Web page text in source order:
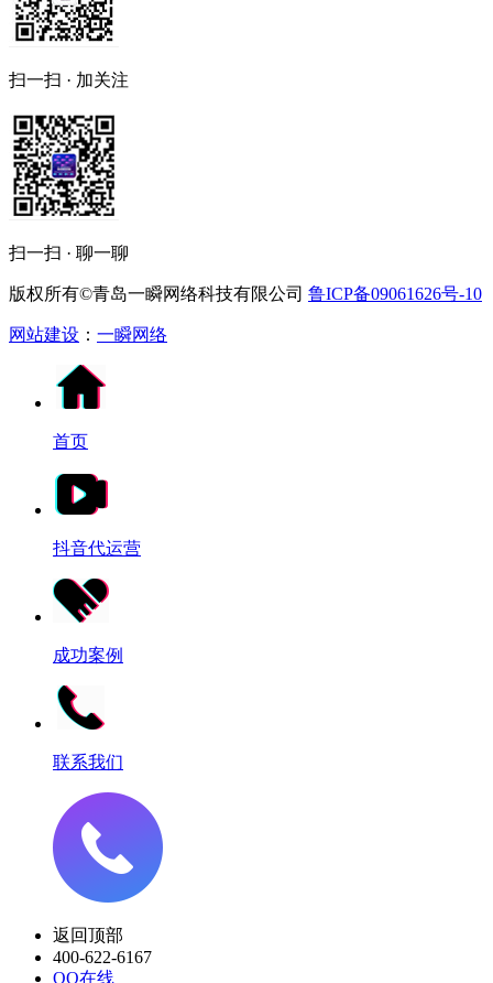
扫一扫 · 加关注
扫一扫 · 聊一聊
版权所有©青岛一瞬网络科技有限公司 鲁ICP备09061626号-10
网站建设 ： 一瞬网络
首页
抖音代运营
成功案例
联系我们
返回顶部
400-622-6167
QQ在线